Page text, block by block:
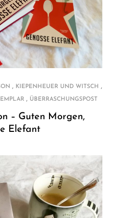
, KIEPENHEUER UND WITSCH ,
, ÜBERRASCHUNGSPOST
– Guten Morgen,
Elefant